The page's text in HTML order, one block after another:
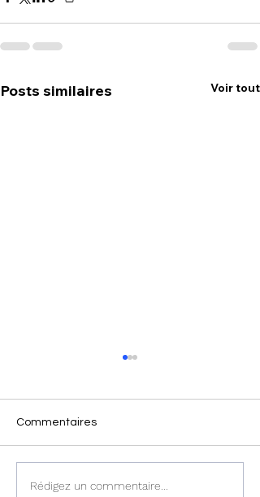
Posts similaires Voir tout
Haïti : Cinq correcteurs
Commentaires
Rédigez un commentaire...